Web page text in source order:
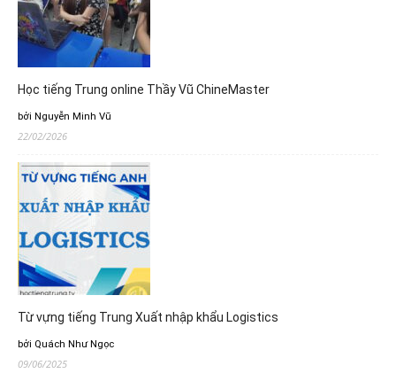
Học tiếng Trung online Thầy Vũ ChineMaster
bởi Nguyễn Minh Vũ
22/02/2026
Từ vựng tiếng Trung Xuất nhập khẩu Logistics
bởi Quách Như Ngọc
09/06/2025